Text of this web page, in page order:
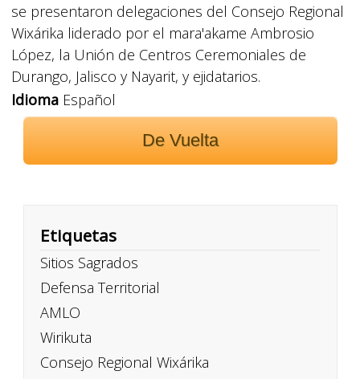
se presentaron delegaciones del Consejo Regional
Wixárika liderado por el mara'akame Ambrosio
López, la Unión de Centros Ceremoniales de
Durango, Jalisco y Nayarit, y ejidatarios.
IdiomaEspañol
De Vuelta
Etiquetas
Sitios Sagrados
Defensa Territorial
AMLO
Wirikuta
Consejo Regional Wixárika